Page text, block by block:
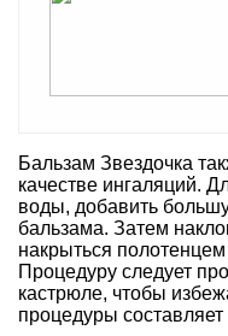
Бальзам Звездочка
качестве ингаляций.
воды, добавить
бальзама. Затем
накрыться
Процедуру следует
кастрюле, чтобы
процедуры составляет